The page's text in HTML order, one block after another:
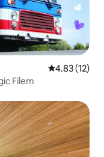
Penarafan
4.83 (12)
Filem